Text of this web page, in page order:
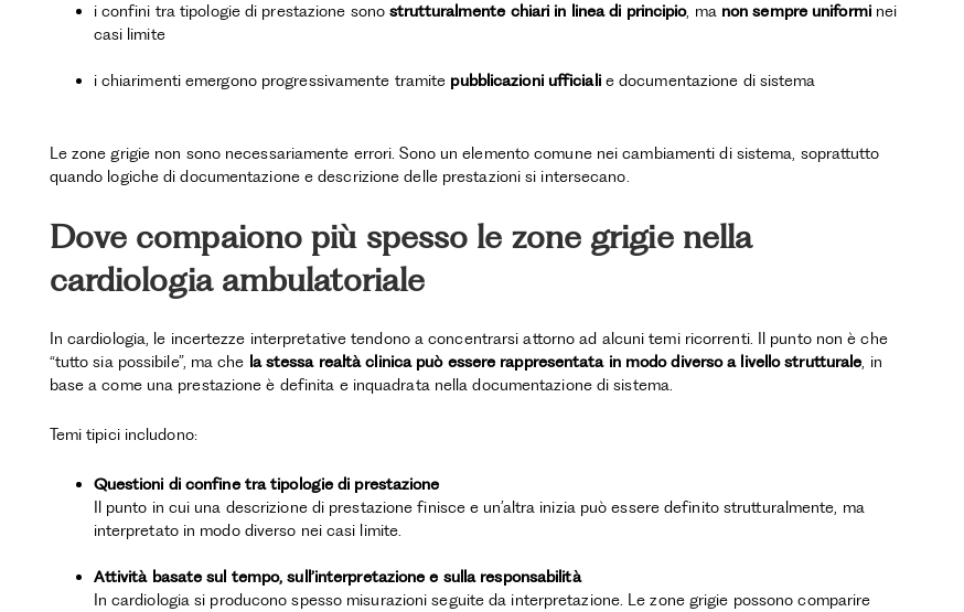
i confini tra tipologie di prestazione sonostrutturalmente chiari in linea di principio, ma non sempre uniforminei
casi limite
i chiarimenti emergono progressivamente tramite pubblicazioni ufficialie documentazione di sistema
Le zone grigie non sono necessariamente errori. Sono un elemento comune nei cambiamenti di sistema, soprattutto
quando logiche di documentazione e descrizione delle prestazioni si intersecano.
Dove compaiono più spesso le zone grigie nella
cardiologia ambulatoriale
In cardiologia, le incertezze interpretative tendono a concentrarsi attorno ad alcuni temi ricorrenti. Il punto non è che
“tutto sia possibile”, ma che la stessa realtà clinica può essere rappresentata in modo diverso a livello strutturale, in
base a come una prestazione è definita e inquadrata nella documentazione di sistema.
Temi tipici includono:
Questioni di confine tra tipologie di prestazione
Il punto in cui una descrizione di prestazione finisce e un’altra inizia può essere definito strutturalmente, ma
interpretato in modo diverso nei casi limite.
Attività basate sul tempo, sull’interpretazione e sulla responsabilità
In cardiologia si producono spesso misurazioni seguite da interpretazione. Le zone grigie possono comparire